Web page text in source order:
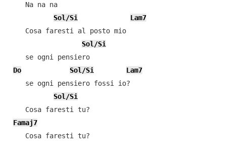
    Na na na
Sol/Si
Lam7
    Cosa faresti al posto mio
Sol/Si
    se ogni pensiero
Do
Sol/Si
Lam7
    se ogni pensiero fossi io?
Sol/Si
    Cosa faresti tu?
Famaj7
    Cosa faresti tu?